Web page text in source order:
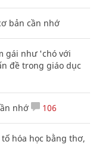
bản cần nhớ
gái như 'chó với
đề trong giáo dục
nhớ 106
hóa học bằng thơ,